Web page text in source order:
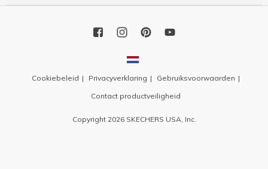
Cookiebeleid Privacyverklaring
Gebruiksvoorwaarden
Contact productveiligheid
Copyright 2026 SKECHERS USA, Inc.